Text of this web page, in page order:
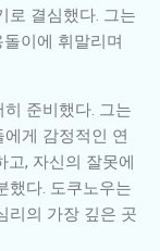
로 결심했다. 그는
이에 휘말리며
준비했다. 그는
게 감정적인 연
고, 자신의 잘못에
했다. 도쿠노우는
리의 가장 깊은 곳